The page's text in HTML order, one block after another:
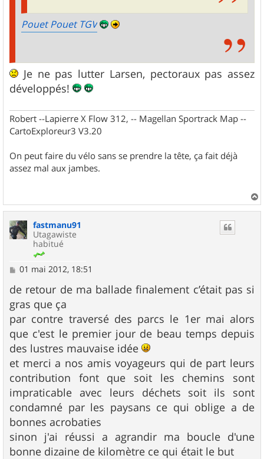
Pouet Pouet TGV
Je ne pas lutter Larsen, pectoraux pas assez
développés!
Robert --Lapierre X Flow 312, -- Magellan Sportrack Map --
CartoExploreur3 V3.20
On peut faire du vélo sans se prendre la tête, ça fait déjà
assez mal aux jambes.
a
fastmanu91
Utagawiste
habitué
M
s
s
a
g
e
01 mai 2012, 18:51
de retour de ma ballade finalement c’était pas si
gras que ça
par contre traversé des parcs le 1er mai alors
que c'est le premier jour de beau temps depuis
des lustres mauvaise idée
et merci a nos amis voyageurs qui de part leurs
contribution font que soit les chemins sont
impraticable avec leurs déchets soit ils sont
condamné par les paysans ce qui oblige a de
bonnes acrobaties
sinon j'ai réussi a agrandir ma boucle d'une
bonne dizaine de kilomètre ce qui était le but